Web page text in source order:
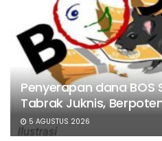
Penyerapan dana BOS
Tabrak Juknis,
5 AGUSTUS 2026